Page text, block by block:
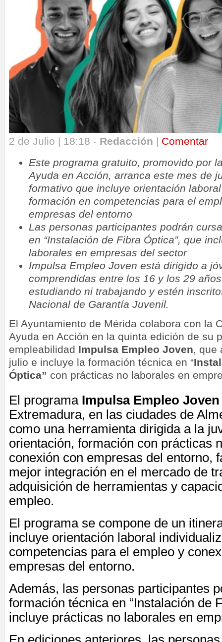
2 de Julio | 18:18 - Redacción | Comentar
Este programa gratuito, promovido por
Ayuda en Acción, arranca este mes de
formativo que incluye orientación
formación en competencias para el
empresas del entorno
Las personas participantes podrán
en “Instalación de Fibra Óptica”, que
laborales en empresas del sector
Impulsa Empleo Joven está dirigido a
comprendidas entre los 16 y los 29
estudiando ni trabajando y estén
Nacional de Garantía Juvenil.
El Ayuntamiento de Mérida colabora con la
Ayuda en Acción en la quinta edición de su
empleabilidad Impulsa Empleo Joven, que
julio e incluye la formación técnica en “
Óptica” con prácticas no laborales en
El programa Impulsa Empleo Joven
Extremadura, en las ciudades de
como una herramienta dirigida a la
orientación, formación con prácticas
conexión con empresas del entorno,
mejor integración en el mercado de
adquisición de herramientas y
empleo.
El programa se compone de un
incluye orientación laboral
competencias para el empleo y
empresas del entorno.
Además, las personas participantes
formación técnica en “Instalación de
incluye prácticas no laborales en